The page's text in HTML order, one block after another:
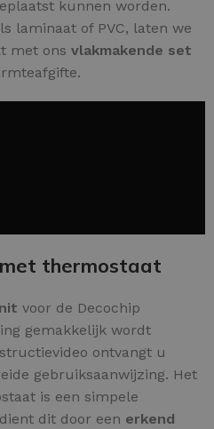
kunnen worden.
laminaat of PVC, laten we
met ons vlakmakende set
thermostaat
voor de Decochip
gemakkelijk wordt
ontvangt u
gebruiksaanwijzing. Het
is een simpele
dit door een erkend